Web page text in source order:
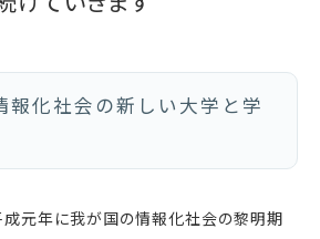
報化社会の新しい大学と学
成元年に我が国の情報化社会の黎明期